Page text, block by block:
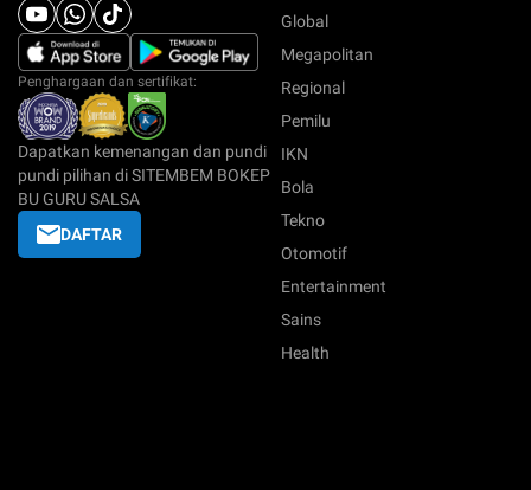
Penghargaan dan sertifikat:
Dapatkan kemenangan dan pundi
pundi pilihan di SITEMBEM BOKEP
BU GURU SALSA
DAFTAR
Global
Megapolitan
Regional
Pemilu
IKN
Bola
Tekno
Otomotif
Entertainment
Sains
Health